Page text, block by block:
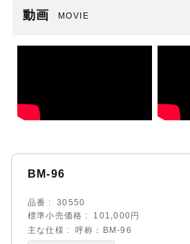
動画 MOVIE
BM-96
品番
30550
標準小売価格
101,000円
主な仕様
呼称：BM-96